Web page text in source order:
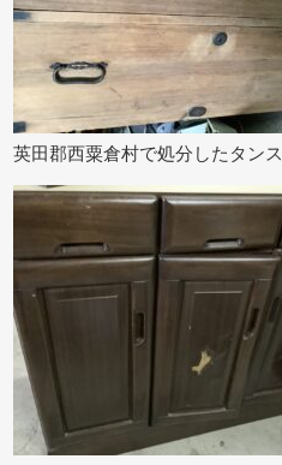
英田郡西粟倉村で処分したタンス